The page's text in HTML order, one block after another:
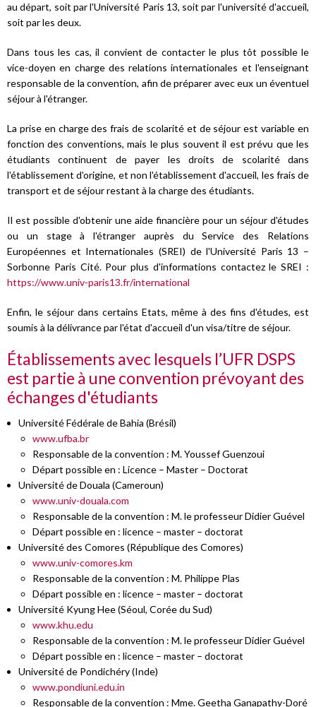
au départ, soit par l'Université Paris 13, soit par l'université d'accueil,
soit par les deux.
Dans tous les cas, il convient de contacter le plus tôt possible le
vice-doyen en charge des relations internationales et l'enseignant
responsable de la convention, afin de préparer avec eux un éventuel
séjour à l'étranger.
La prise en charge des frais de scolarité et de séjour est variable en
fonction des conventions, mais le plus souvent il est prévu que les
étudiants continuent de payer les droits de scolarité dans
l'établissement d'origine, et non l'établissement d'accueil, les frais de
transport et de séjour restant à la charge des étudiants.
Il est possible d'obtenir une aide financière pour un séjour d'études
ou un stage à l'étranger auprès du Service des Relations
Européennes et Internationales (SREI) de l'Université Paris 13 –
Sorbonne Paris Cité. Pour plus d'informations contactez le SREI :
https://www.univ-paris13.fr/international
Enfin, le séjour dans certains Etats, même à des fins d'études, est
soumis à la délivrance par l'état d'accueil d'un visa/titre de séjour.
Établissements avec lesquels l’UFR DSPS
est partie à une convention prévoyant des
échanges d'étudiants
Université Fédérale de Bahia (Brésil)
www.ufba.br
Responsable de la convention : M. Youssef Guenzoui
Départ possible en : Licence – Master – Doctorat
Université de Douala (Cameroun)
www.univ-douala.com
Responsable de la convention : M. le professeur Didier Guével
Départ possible en : licence – master – doctorat
Université des Comores (République des Comores)
www.univ-comores.km
Responsable de la convention : M. Philippe Plas
Départ possible en : licence – master – doctorat
Université Kyung Hee (Séoul, Corée du Sud)
www.khu.edu
Responsable de la convention : M. le professeur Didier Guével
Départ possible en : licence – master – doctorat
Université de Pondichéry (Inde)
www.pondiuni.edu.in
Responsable de la convention : Mme. Geetha Ganapathy-Doré